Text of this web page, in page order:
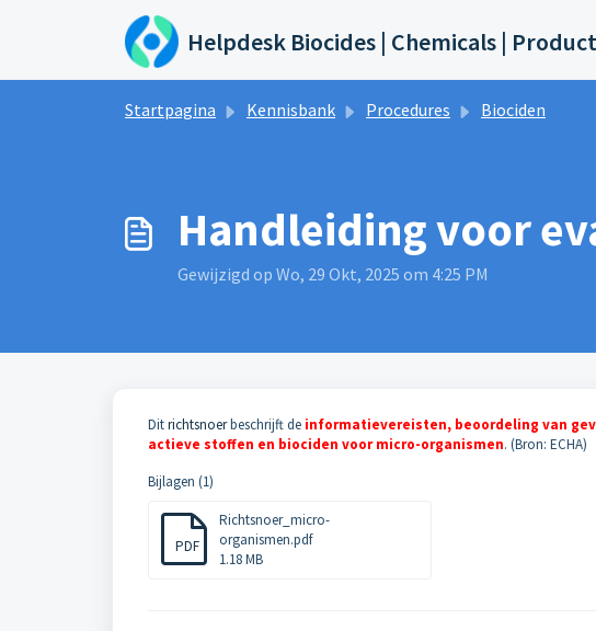
Doorgaan naar hoofdinhoud
Helpdesk Biocides | Chemicals |
Startpagina Kennisbank Procedures Biociden
Handleiding voor
Gewijzigd op Wo, 29 Okt, 2025 om 4:25 PM
Ditrichtsnoerbeschrijft de informatievereisten, beoordeling van
actieve stoffen en biociden voor micro-organismen. (Bron: ECHA)
Bijlagen (1)
PDF
Richtsnoer_micro-
organismen.pdf
1.18 MB